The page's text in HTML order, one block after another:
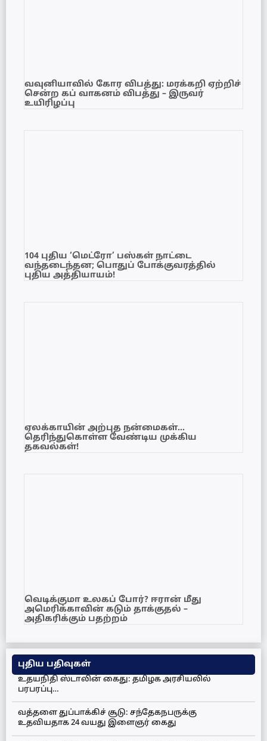
வவுனியாவில் கோர விபத்து: மரக்கறி ஏற்றிச்
சென்ற கப் வாகனம் விபத்து – இருவர்
உயிரிழப்பு
104 புதிய ‘மெட்ரோ’ பஸ்கள் நாட்டை
வந்தடைந்தன; பொதுப் போக்குவரத்தில்
புதிய அத்தியாயம்!
ஏலக்காயின் அற்புத நன்மைகள்…
தெரிந்துகொள்ள வேண்டிய முக்கிய
தகவல்கள்!
வெடிக்குமா உலகப் போர்? ஈரான் மீது
அமெரிக்காவின் கடும் தாக்குதல் –
அதிகரிக்கும் பதற்றம்
புதிய பதிவுகள்
உதயநிதி ஸ்டாலின் கைது: தமிழக அரசியலில்
பரபரப்பு…
வத்தளை துப்பாக்கிச் சூடு: சந்தேகநபருக்கு
உதவியதாக 24 வயது இளைஞர் கைது